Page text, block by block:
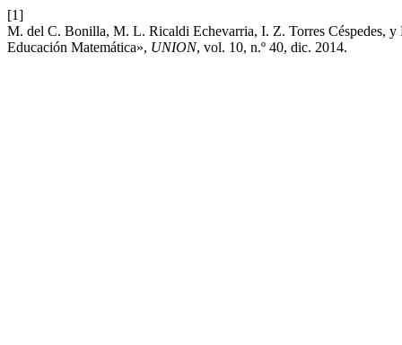
[1]
M. del C. Bonilla, M. L. Ricaldi Echevarria, I. Z. Torres Céspedes,
Educación Matemática», UNION, vol. 10, n.º 40, dic. 2014.